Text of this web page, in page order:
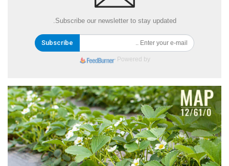
Subscribe our newsletter to stay updated.
Subscribe
Powered by